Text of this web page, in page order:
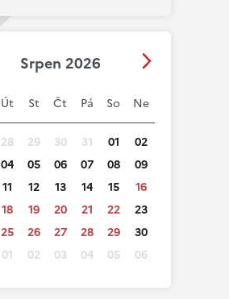
Srpen 2026
Út St Čt Pá So Ne
28 29 30 31 01
02
04 05 06 07 08
09
11 12 13 14 15
16
18 19 20 21 22
23
25 26 27 28 29
30
01 02 03 04 05 06